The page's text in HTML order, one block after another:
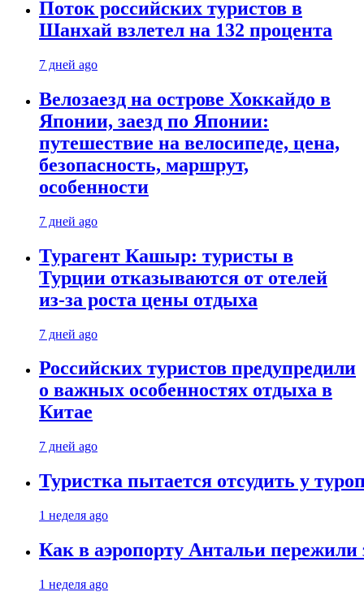
Поток российских туристов в
Шанхай взлетел на 132 процента
7 дней ago
Велозаезд на острове Хоккайдо в
Японии, заезд по Японии:
путешествие на велосипеде, цена,
безопасность, маршрут,
особенности
7 дней ago
Турагент Кашыр: туристы в
Турции отказываются от отелей
из-за роста цены отдыха
7 дней ago
Российских туристов предупредили
о важных особенностях отдыха в
Китае
7 дней ago
Туристка пытается отсудить у
1 неделя ago
Как в аэропорту Антальи
1 неделя ago